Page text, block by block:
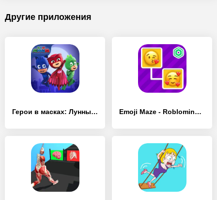
Другие приложения
Герои в масках: Лунные герои - [MOD Бесконечные монеты] Emoji Maze - Roblominer - [MOD Бесконечные монеты]